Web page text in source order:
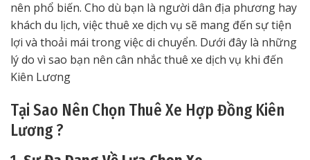
nên phổ biến. Cho dù bạn là người dân địa phương hay
khách du lịch, việc thuê xe dịch vụ sẽ mang đến sự tiện
lợi và thoải mái trong việc di chuyển. Dưới đây là những
lý do vì sao bạn nên cân nhắc thuê xe dịch vụ khi đến
Kiên Lương
Tại Sao Nên Chọn Thuê Xe Hợp Đồng Kiên
Lương ?